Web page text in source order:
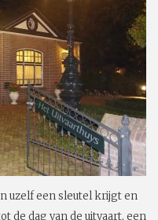
uzelf een sleutel krijgt en
de dag van de uitvaart, een